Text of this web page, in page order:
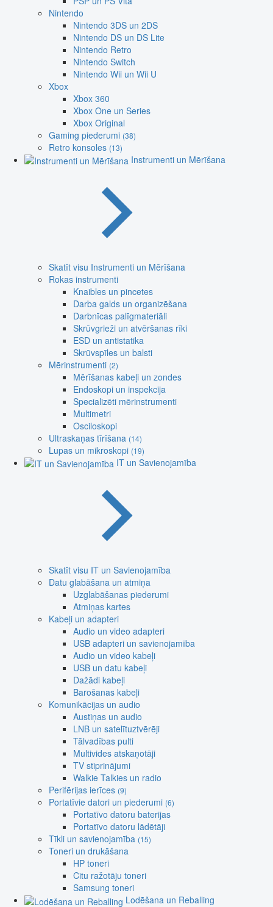
Nintendo
Nintendo 3DS un 2DS
Nintendo DS un DS Lite
Nintendo Retro
Nintendo Switch
Nintendo Wii un Wii U
Xbox
Xbox 360
Xbox One un Series
Xbox Original
Gaming piederumi (38)
Retro konsoles (13)
Instrumenti un Mērīšana
Skatīt visu Instrumenti un Mērīšana
Rokas instrumenti
Knaibles un pincetes
Darba galds un organizēšana
Darbnīcas palīgmateriāli
Skrūvgrieži un atvēršanas rīki
ESD un antistatika
Skrūvspīles un balsti
Mērinstrumenti (2)
Mērīšanas kabeļi un zondes
Endoskopi un inspekcija
Specializēti mērinstrumenti
Multimetri
Osciloskopi
Ultraskaņas tīrīšana (14)
Lupas un mikroskopi (19)
IT un Savienojamība
Skatīt visu IT un Savienojamība
Datu glabāšana un atmiņa
Uzglabāšanas piederumi
Atmiņas kartes
Kabeļi un adapteri
Audio un video adapteri
USB adapteri un savienojamība
Audio un video kabeļi
USB un datu kabeļi
Dažādi kabeļi
Barošanas kabeļi
Komunikācijas un audio
Austiņas un audio
LNB un satelītuztvērēji
Tālvadības pulti
Multivides atskaņotāji
TV stiprinājumi
Walkie Talkies un radio
Perifērijas ierīces (9)
Portatīvie datori un piederumi (6)
Portatīvo datoru baterijas
Portatīvo datoru lādētāji
Tīkli un savienojamība (15)
Toneri un drukāšana
HP toneri
Citu ražotāju toneri
Samsung toneri
Lodēšana un Reballing